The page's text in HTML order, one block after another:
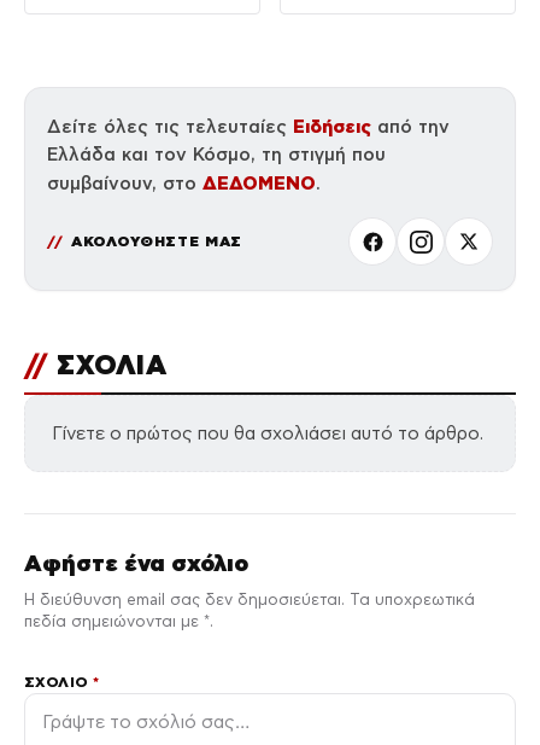
Δείτε όλες τις τελευταίες Ειδήσεις από την
Ελλάδα και τον Κόσμο, τη στιγμή που
συμβαίνουν, στο ΔΕΔΟΜΕΝΟ.
ΑΚΟΛΟΥΘΗΣΤΕ ΜΑΣ
// ΣΧΟΛΙΑ
Γίνετε ο πρώτος που θα σχολιάσει αυτό το άρθρο.
Αφήστε ένα σχόλιο
Η διεύθυνση email σας δεν δημοσιεύεται. Τα υποχρεωτικά
πεδία σημειώνονται με *.
ΣΧΌΛΙΟ*